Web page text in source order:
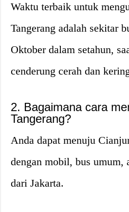
Waktu terbaik untuk
Tangerang adalah sekitar
Oktober dalam setahun,
cenderung cerah dan
2. Bagaimana cara
Tangerang?
Anda dapat menuju
dengan mobil, bus umum,
dari Jakarta.